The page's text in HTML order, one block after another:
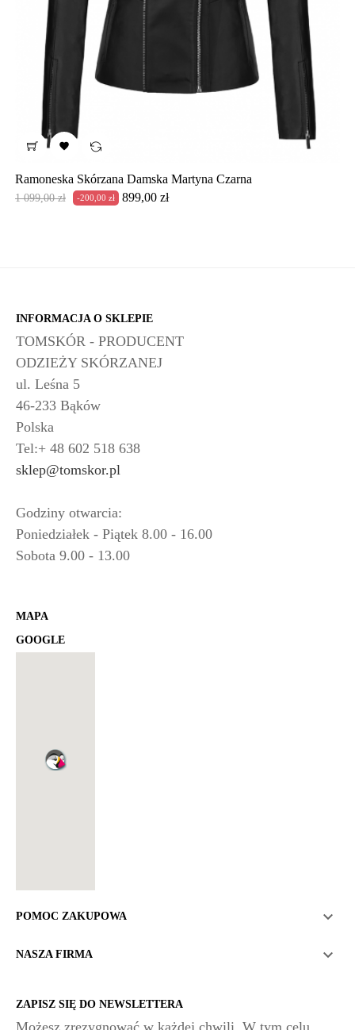

Ramoneska Skórzana Damska Martyna Czarna
Cena
1 099,00 zł -200,00 zł Cena
899,00 zł
INFORMACJA O SKLEPIE
TOMSKÓR - PRODUCENT
ODZIEŻY SKÓRZANEJ
ul. Leśna 5
46-233 Bąków
Polska
Tel:+ 48 602 518 638
sklep@tomskor.pl
Godziny otwarcia:
Poniedziałek - Piątek 8.00 - 16.00
Sobota 9.00 - 13.00
MAPA
GOOGLE
POMOC ZAKUPOWA 
NASZA FIRMA 
ZAPISZ SIĘ DO NEWSLETTERA
Możesz zrezygnować w każdej chwili. W tym celu